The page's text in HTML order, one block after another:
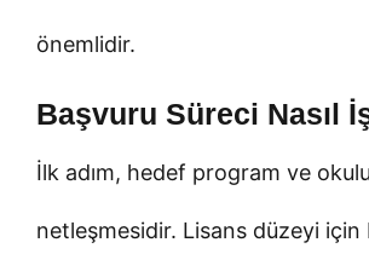
önemlidir.
Başvuru Süreci Nasıl
İlk adım, hedef program ve
netleşmesidir. Lisans düzeyi için